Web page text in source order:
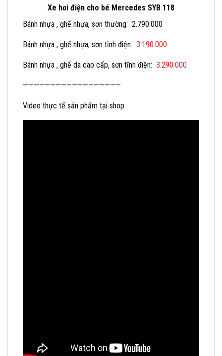
Xe hơi điện cho bé Mercedes SYB 118
Bánh nhựa , ghế nhựa, sơn thường: 2.790.000
Bánh nhựa , ghế nhựa, sơn tĩnh điện: 3.190.000
Bánh nhựa , ghế da cao cấp, sơn tĩnh điện: 3.290.000
——————————————————
Video thực tế sản phẩm tại shop: